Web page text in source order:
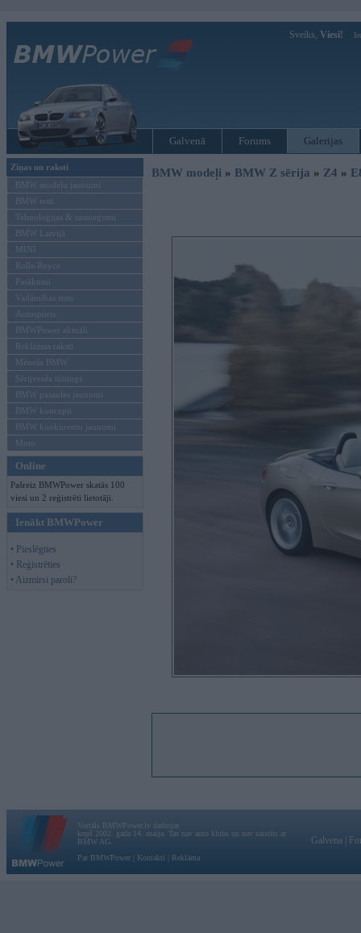
Sveiks, Viesi!
Galvenā Forums Galerijas
Ziņas un raksti
BMW modeļu jaunumi
BMW testi
Tehnoloģijas & sasniegumi
BMW Latvijā
MINI
Rolls-Royce
Pasākumi
Vadāmības tests
Autosports
BMWPower aktuāli
Reklāmas raksti
Mēneša BMW
Sērijveida tūnings
BMW pasaules jaunumi
BMW koncepti
BMW konkurentu jaunumi
Moto
Online
Pašreiz BMWPower skatās 100
viesi un 2 reģistrēti lietotāji.
Ienākt BMWPower
• Pieslēgties
• Reģistrēties
• Aizmirsi paroli?
BMW modeļi » BMW Z sērija » Z4 »
Vortāls BMWPower.lv darbojas
kopš 2002. gada 14. maija. Tas nav auto klubs un nav saistīts ar
BMW AG.
Par BMWPower
Kontakti Reklāma
Galvena